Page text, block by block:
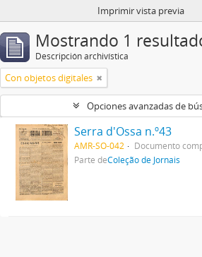
Imprimir vista previa
Mostrando 1
Descripción archivística
Con objetos digitales
Opciones avanzadas de
Serra d'Ossa n.º43
AMR-SO-042 Documento
Parte deColeção de Jornais